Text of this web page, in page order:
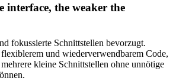
interface, the weaker the
fokussierte Schnittstellen bevorzugt.
und wiederverwendbarem Code,
kleine Schnittstellen ohne unnötige